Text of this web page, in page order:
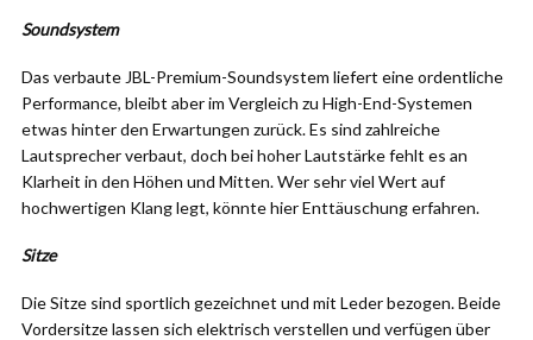
Soundsystem
Das verbaute JBL-Premium-Soundsystem liefert eine ordentliche
Performance, bleibt aber im Vergleich zu High-End-Systemen
etwas hinter den Erwartungen zurück. Es sind zahlreiche
Lautsprecher verbaut, doch bei hoher Lautstärke fehlt es an
Klarheit in den Höhen und Mitten. Wer sehr viel Wert auf
hochwertigen Klang legt, könnte hier Enttäuschung erfahren.
Sitze
Die Sitze sind sportlich gezeichnet und mit Leder bezogen. Beide
Vordersitze lassen sich elektrisch verstellen und verfügen über